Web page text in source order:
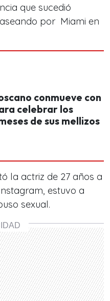
que sucedió
por Miami en
conmueve con
celebrar los
de sus mellizos
la actriz de 27 años a
estuvo a
sexual.